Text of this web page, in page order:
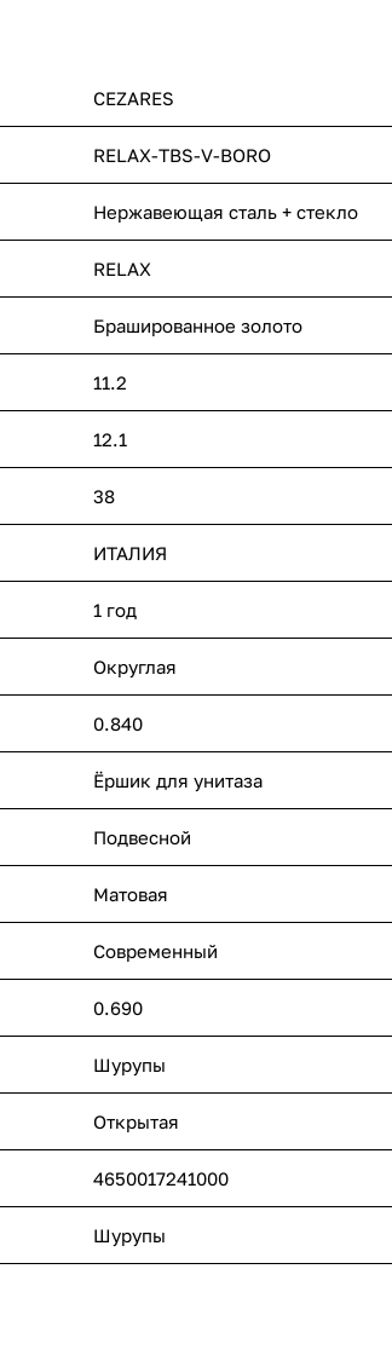
CEZARES
RELAX-TBS-V-BORO
Нержавеющая сталь + стекло
RELAX
Брашированное золото
11.2
12.1
38
ИТАЛИЯ
1 год
Округлая
0.840
Ёршик для унитаза
Подвесной
Матовая
Современный
0.690
Шурупы
Открытая
4650017241000
Шурупы